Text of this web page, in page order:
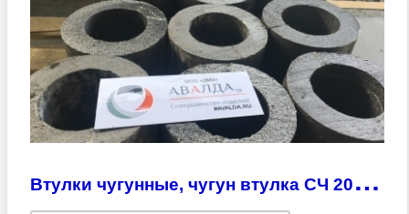
В
тулки чугунные, чугун втулка СЧ 20, 15, 25, 30, 35, 40; ГОСТ 1412 ВЧ, АЧС